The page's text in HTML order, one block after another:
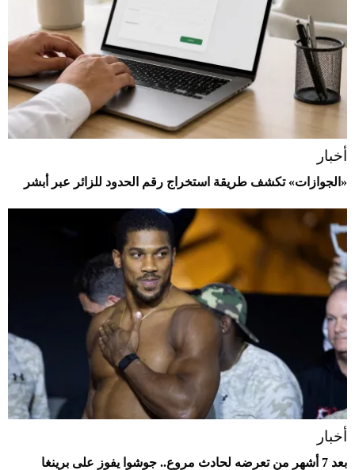
أخبار
«الجوازات» تكشف طريقة استخراج رقم الحدود للزائر عبر أبشر
أخبار
بعد 7 أشهر من تعرضه لحادث مروع.. جوشوا يفوز على برينغا